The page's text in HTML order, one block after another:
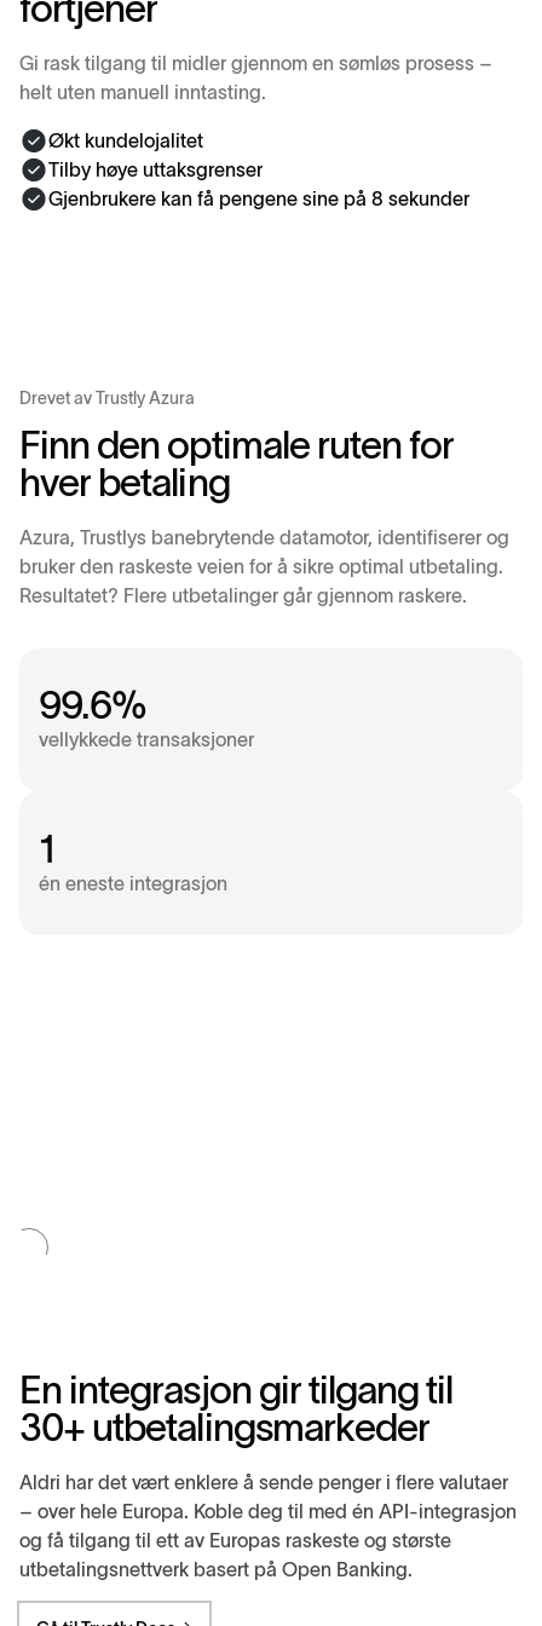
Gi rask tilgang til midler gjennom en sømløs prosess –
helt uten manuell inntasting.
Økt kundelojalitet
Tilby høye uttaksgrenser
Gjenbrukere kan få pengene sine på 8 sekunder
Drevet av Trustly Azura
Finn den optimale rutenfor
hver betaling
Azura, Trustlys banebrytende datamotor, identifiserer og
bruker den raskeste veien for å sikre optimal utbetaling.
Resultatet? Flere utbetalinger går gjennom raskere.
99.6%
vellykkede transaksjoner
1
én eneste integrasjon
Én integrasjon girtilgangtil
30+ utbetalingsmarkeder
Aldri har det vært enklere å sende penger i flere valutaer
– over hele Europa. Koble deg til med én API-integrasjon
og få tilgang til ett av Europas raskeste og største
utbetalingsnettverk basert på Open Banking.